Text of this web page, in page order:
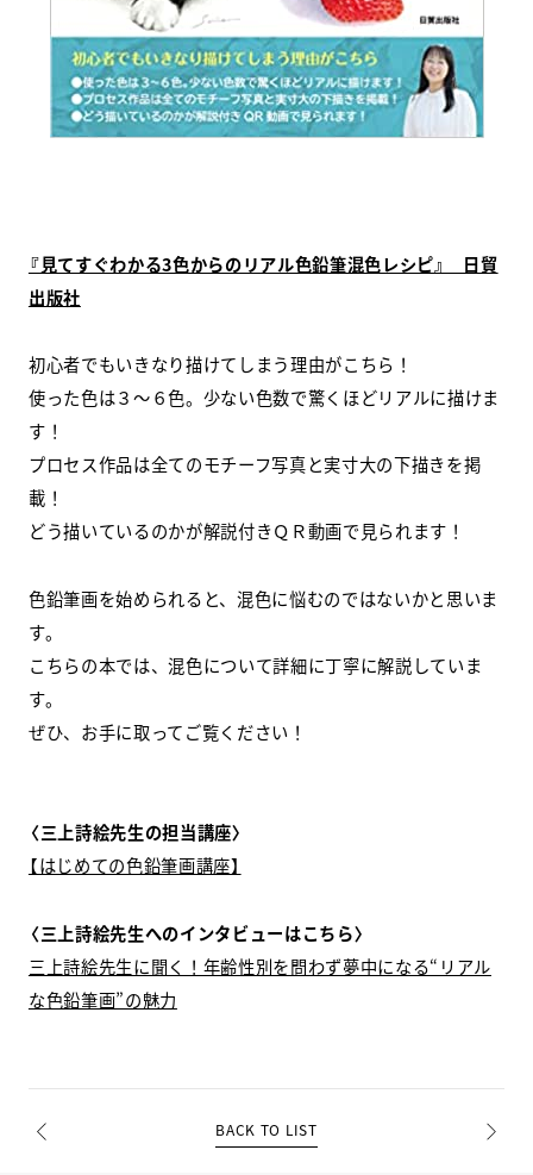
オンライン課題提出
『見てすぐわかる3色からのリアル色鉛筆混色レシピ』 日貿
出版社
初心者でもいきなり描けてしまう理由がこちら！
使った色は３～６色。少ない色数で驚くほどリアルに描けま
す！
プロセス作品は全てのモチーフ写真と実寸大の下描きを掲
載！
どう描いているのかが解説付きＱＲ動画で見られます！
色鉛筆画を始められると、混色に悩むのではないかと思いま
す。
こちらの本では、混色について詳細に丁寧に解説していま
す。
ぜひ、お手に取ってご覧ください！
〈三上詩絵先生の担当講座〉
【はじめての色鉛筆画講座】
〈三上詩絵先生へのインタビューはこちら〉
三上詩絵先生に聞く！年齢性別を問わず夢中になる“リアル
な色鉛筆画”の魅力
BACK TO LIST